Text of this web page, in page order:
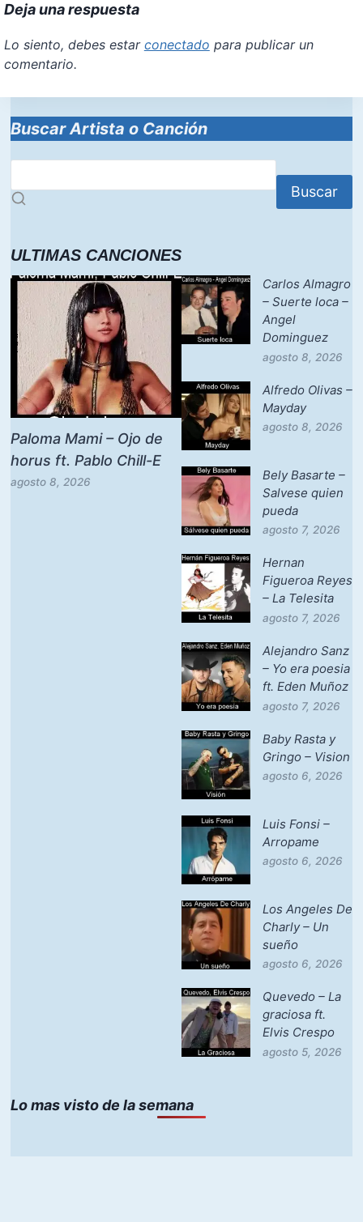
Deja una respuesta
Lo siento, debes estar conectado para publicar un
comentario.
Buscar Artista o Canción
Buscar
ULTIMAS CANCIONES
Paloma Mami – Ojo de
horus ft. Pablo Chill-E
agosto 8, 2026
Carlos Almagro
– Suerte loca –
Angel
Dominguez
agosto 8, 2026
Alfredo Olivas –
Mayday
agosto 8, 2026
Bely Basarte –
Salvese quien
pueda
agosto 7, 2026
Hernan
Figueroa Reyes
– La Telesita
agosto 7, 2026
Alejandro Sanz
– Yo era poesia
ft. Eden Muñoz
agosto 7, 2026
Baby Rasta y
Gringo – Vision
agosto 6, 2026
Luis Fonsi –
Arropame
agosto 6, 2026
Los Angeles De
Charly – Un
sueño
agosto 6, 2026
Quevedo – La
graciosa ft.
Elvis Crespo
agosto 5, 2026
Lo mas visto de la semana